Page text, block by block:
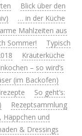
Blick über den
… in der Küche
Mahlzeiten aus
Sommer!
Typisch
Kräuterküche
– so wird’s
(im Backofen)
So geht’s:
Rezeptsammlung
Häppchen und
& Dressings